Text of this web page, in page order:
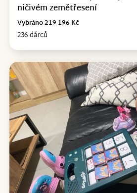
ničivém zemětřesení
236 dárců
Vybráno 219 196 Kč